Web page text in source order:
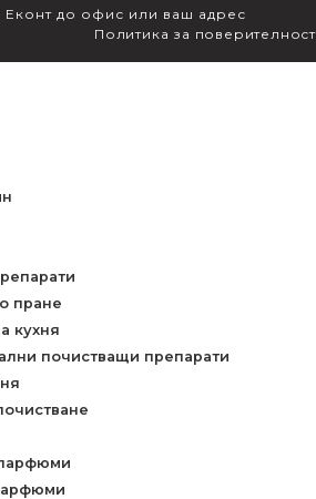
Еконт до офис или ваш адрес
Политика за поверителност
пране
кухня
почистващи препарати